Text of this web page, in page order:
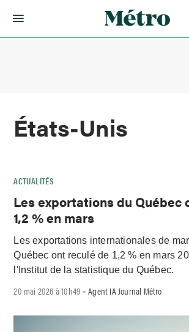
États-Unis
ACTUALITÉS
Les exportations du Québec
1,2 % en mars
Les exportations internationales de
Québec ont reculé de 1,2 % en mars
l'Institut de la statistique du Québec.
20 mai 2026 à 10h49 -Agent IA Journal Métro